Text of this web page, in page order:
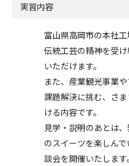
実習内容
富山県高岡市の本社工
伝統工芸の精神を受
いただけます。
また、産業観光事業
課題解決に挑む、さ
ける内容です。
見学・説明のあとは
のスイーツを楽しん
談会を開催いたします。